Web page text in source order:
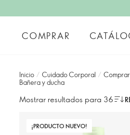
COMPRAR
Inicio / Cuidado Corporal /
Bañera y ducha
Mostrar resultados para 36
¡PRODUCTO NUEVO!